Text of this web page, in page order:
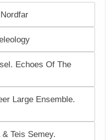
Echoes Of The
Large Ensemble.
Teis Semey.